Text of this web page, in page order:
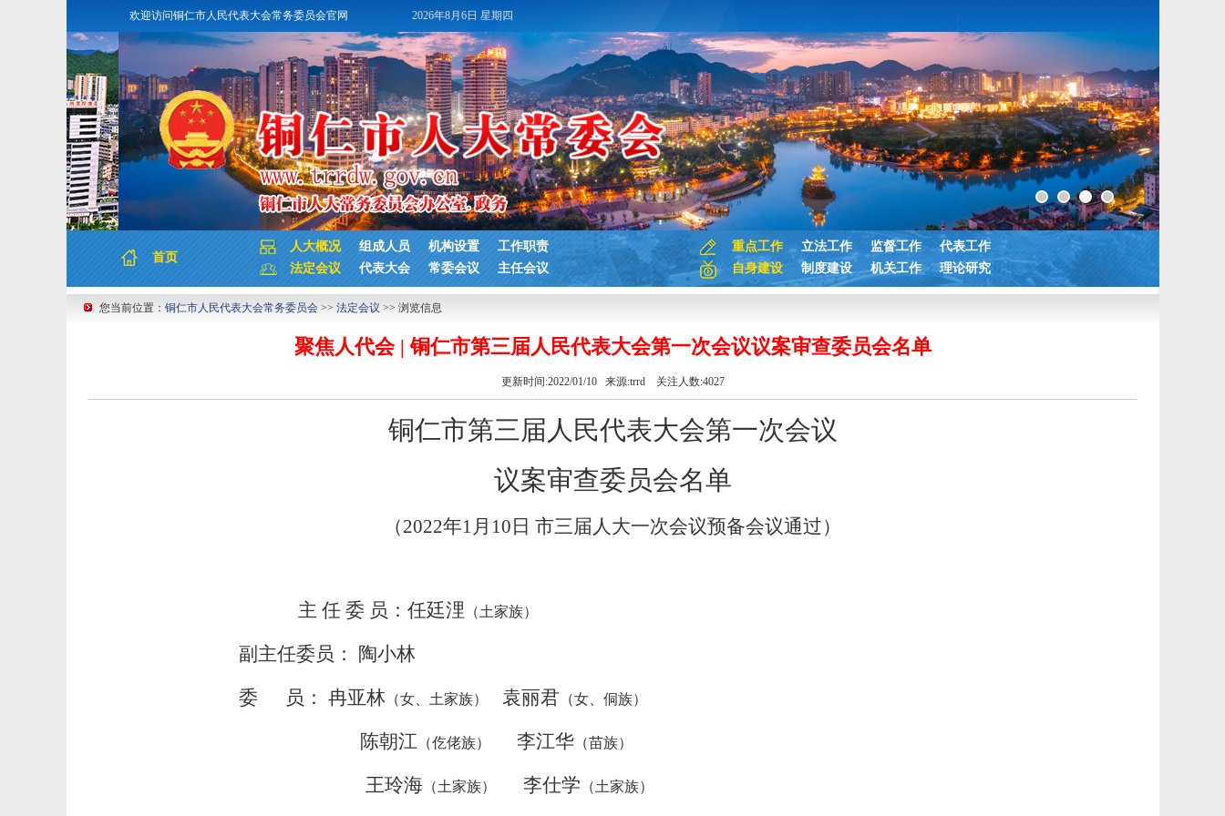
欢迎访问铜仁市人民代表大会常务委员会官网 2026年8月6日 星期四
首页
人大概况 组成人员 机构设置
工作职责
法定会议
代表大会 常委会议 主任会议
重点工作 立法工作 监督工作
代表工作
自身建设
制度建设 机关工作 理论研究
您当前位置： 铜仁市人民代表大会常务委员会>> 法定会议 >> 浏览信息
聚焦人代会 | 铜仁市第三届人民代表大会第一次会议议案审查委员会名单
更新时间:2022/01/10 来源:trrd关注人数:4027
铜仁市第三届人民代表大会第一次会议
议案审查委员会名单
（2022年1月10日 市三届人大一次会议预备会议通过）
主任委 员 ： 任廷浬 （土家族）
副主任委员：
陶小林
委
员： 冉亚林 （女、土家族） 袁丽君 （女、侗族）
陈朝江 （仡佬族） 李江华 （苗族）
王玲海 （土家族） 李仕学 （土家族）